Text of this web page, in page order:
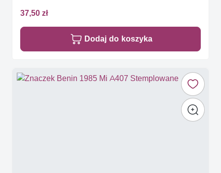
37,50 zł
Dodaj do koszyka